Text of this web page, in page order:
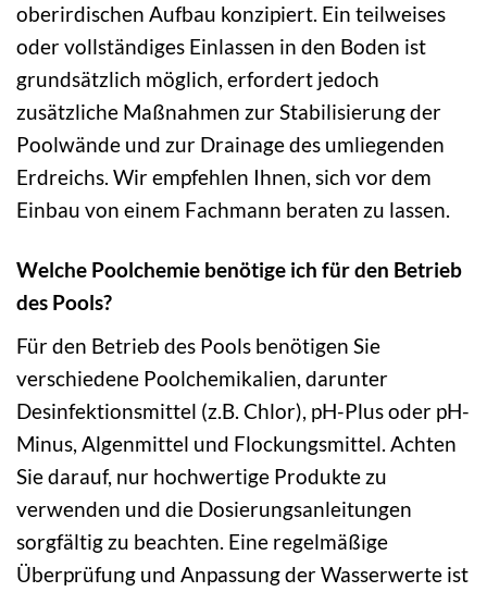
oberirdischen Aufbau konzipiert. Ein teilweises
oder vollständiges Einlassen in den Boden ist
grundsätzlich möglich, erfordert jedoch
zusätzliche Maßnahmen zur Stabilisierung der
Poolwände und zur Drainage des umliegenden
Erdreichs. Wir empfehlen Ihnen, sich vor dem
Einbau von einem Fachmann beraten zu lassen.
Welche Poolchemie benötige ich für den Betrieb
des Pools?
Für den Betrieb des Pools benötigen Sie
verschiedene Poolchemikalien, darunter
Desinfektionsmittel (z.B. Chlor), pH-Plus oder pH-
Minus, Algenmittel und Flockungsmittel. Achten
Sie darauf, nur hochwertige Produkte zu
verwenden und die Dosierungsanleitungen
sorgfältig zu beachten. Eine regelmäßige
Überprüfung und Anpassung der Wasserwerte ist